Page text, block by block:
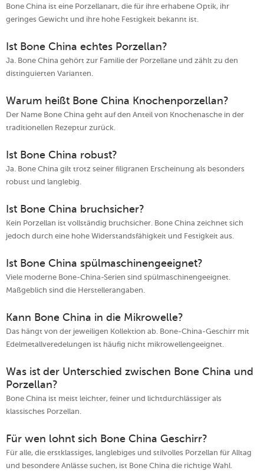
Bone China ist eine Porzellanart, die für ihre erhabene Optik, ihr
geringes Gewicht und ihre hohe Festigkeit bekannt ist.
Ist Bone China echtes Porzellan?
Ja. Bone China gehört zur Familie der Porzellane und zählt zu den
distinguierten Varianten.
Warum heißt Bone China Knochenporzellan?
Der Name Bone China geht auf den Anteil von Knochenasche in der
traditionellen Rezeptur zurück.
Ist Bone China robust?
Ja. Bone China gilt trotz seiner filigranen Erscheinung als besonders
robust und langlebig.
Ist Bone China bruchsicher?
Kein Porzellan ist vollständig bruchsicher. Bone China zeichnet sich
jedoch durch eine hohe Widerstandsfähigkeit und Festigkeit aus.
Ist Bone China spülmaschinengeeignet?
Viele moderne Bone-China-Serien sind spülmaschinengeeignet.
Maßgeblich sind die Herstellerangaben.
Kann Bone China in die Mikrowelle?
Das hängt von der jeweiligen Kollektion ab. Bone-China-Geschirr mit
Edelmetallveredelungen ist häufig nicht mikrowellengeeignet.
Was ist der Unterschied zwischen Bone China und
Porzellan?
Bone China ist meist leichter, feiner und lichtdurchlässiger als
klassisches Porzellan.
Für wen lohnt sich Bone China Geschirr?
Für alle, die erstklassiges, langlebiges und stilvolles Porzellan für Alltag
und besondere Anlässe suchen, ist Bone China die richtige Wahl.